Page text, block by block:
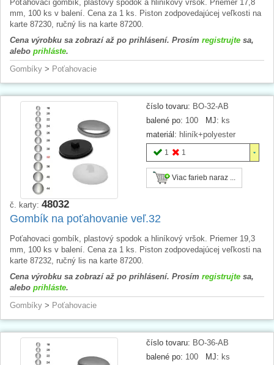
Poťahovaci gombík, plastový spodok a hliníkový vršok. Priemer 17,8
mm, 100 ks v balení. Cena za 1 ks. Piston zodpovedajúcej veľkosti na
karte 87230, ručný lis na karte 87200.
Cena výrobku sa zobrazí až po prihlásení. Prosím registrujte sa,
alebo prihláste.
Gombíky > Poťahovacie
číslo tovaru: BO-32-AB
balené po: 100 MJ: ks
materiál: hliník+polyester
1 1
Viac farieb naraz ...
č. karty: 48032
Gombík na poťahovanie veľ.32
Poťahovaci gombík, plastový spodok a hliníkový vršok. Priemer 19,3
mm, 100 ks v balení. Cena za 1 ks. Piston zodpovedajúcej veľkosti na
karte 87232, ručný lis na karte 87200.
Cena výrobku sa zobrazí až po prihlásení. Prosím registrujte sa,
alebo prihláste.
Gombíky > Poťahovacie
číslo tovaru: BO-36-AB
balené po: 100 MJ: ks